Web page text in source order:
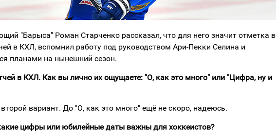
"Барыса" Роман Старченко рассказал, что для него значит отметка в
в КХЛ, вспомнил работу под руководством Ари-Пекки Селина и
планами на нынешний сезон.
в КХЛ. Как вы лично их ощущаете: "О, как это много" или "Цифра, ну и
вариант. До "О, как это много" ещё не скоро, надеюсь.
цифры или юбилейные даты важны для хоккеистов?